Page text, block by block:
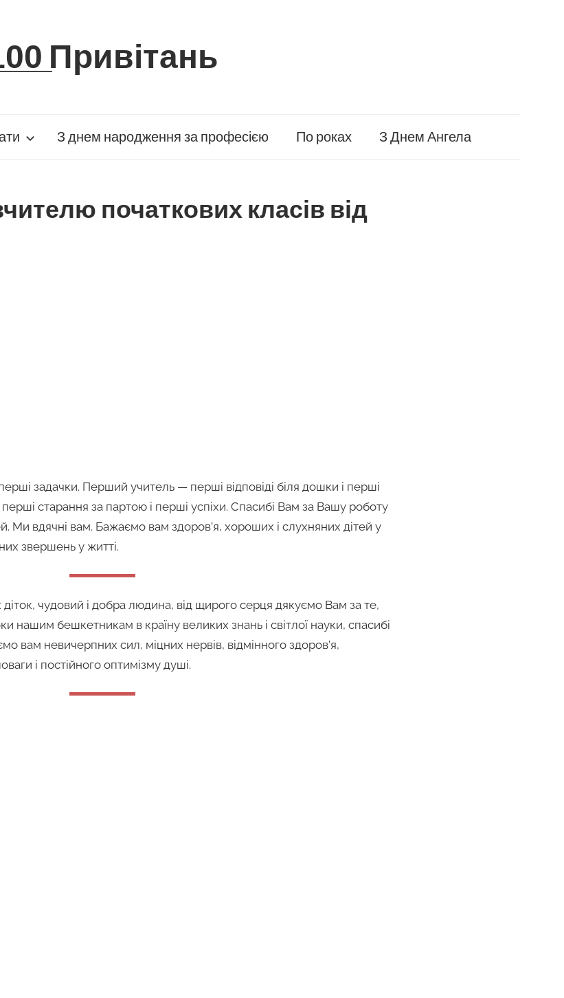
Привітань
З днем народження за професією По роках З Днем Ангела
початкових класів від
задачки. Перший учитель — перші відповіді біля дошки і перші
старання за партою і перші успіхи. Спасибі Вам за Вашу роботу
Ми вдячні вам. Бажаємо вам здоров’я, хороших і слухняних дітей у
звершень у житті.
чудовий і добра людина, від щирого серця дякуємо Вам за те,
нашим бешкетникам в країну великих знань і світлої науки, спасибі
вам невичерпних сил, міцних нервів, відмінного здоров’я,
і постійного оптимізму душі.